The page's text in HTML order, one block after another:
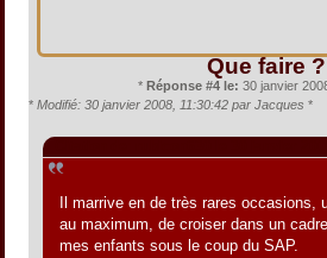
Que faire ?
* Réponse #4 le: 30 janvier
* Modifié: 30 janvier 2008, 11:30:42 par Jacques *
Il marrive en de très rares occasions,
au maximum, de croiser dans un
mes enfants sous le coup du SAP.